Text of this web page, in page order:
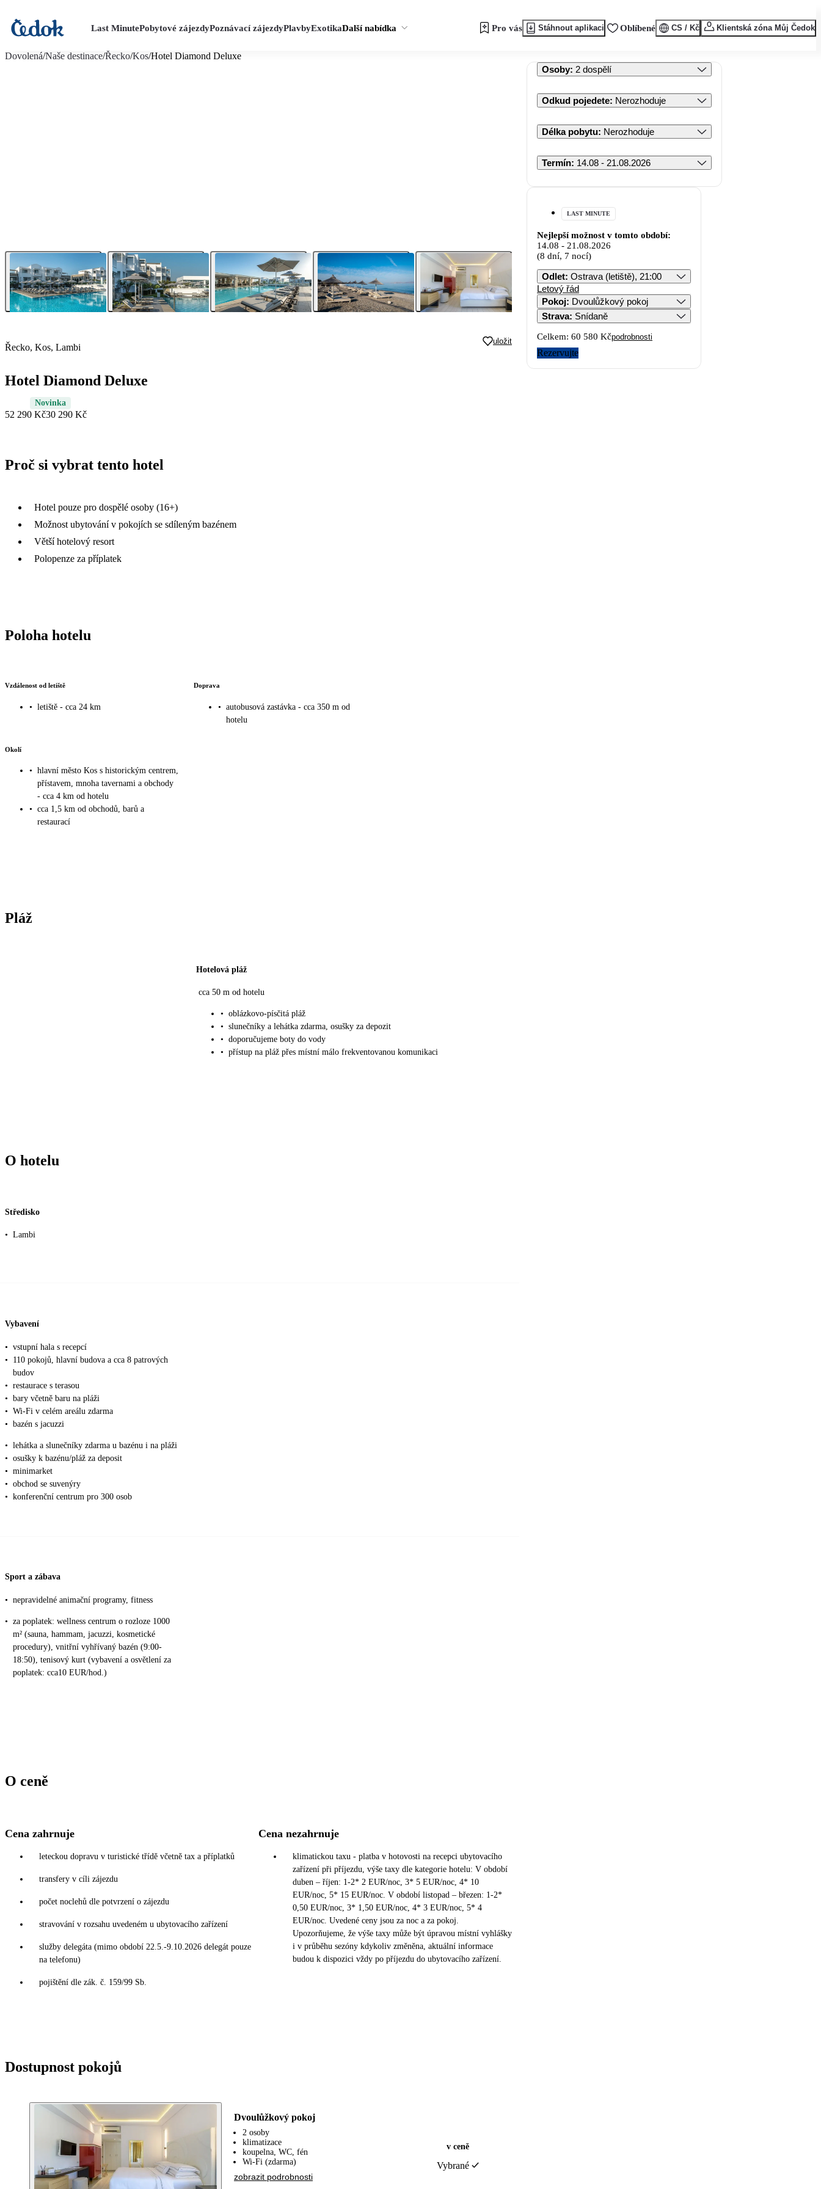
Last MinutePobytové zájezdyPoznávací zájezdyPlavbyExotikaDalší nabídka Pro vás Stáhnout aplikaci Oblíbené CS / Kč Klientská zóna Můj Čedok
Dovolená/Naše destinace/Řecko/Kos/Hotel Diamond Deluxe
Řecko, Kos, Lambi
uložit
Hotel Diamond Deluxe
Novinka
52 290 Kč30 290 Kč
Proč si vybrat tento hotel
Hotel pouze pro dospělé osoby (16+)
Možnost ubytování v pokojích se sdíleným bazénem
Větší hotelový resort
Polopenze za příplatek
Poloha hotelu
Vzdálenost od letiště
• letiště - cca 24 km
Doprava
• autobusová zastávka - cca 350 m od
hotelu
Okolí
• hlavní město Kos s historickým centrem,
přístavem, mnoha tavernami a obchody
- cca 4 km od hotelu
• cca 1,5 km od obchodů, barů a
restaurací
Pláž
Hotelová pláž
cca 50 m od hotelu
• oblázkovo-písčitá pláž
• slunečníky a lehátka zdarma, osušky za depozit
• doporučujeme boty do vody
• přístup na pláž přes místní málo frekventovanou komunikaci
O hotelu
Středisko
• Lambi
Vybavení
• vstupní hala s recepcí
•
110 pokojů, hlavní budova a cca 8 patrových
budov
• restaurace s terasou
• bary včetně baru na pláži
• Wi-Fi v celém areálu zdarma
• bazén s jacuzzi
• lehátka a slunečníky zdarma u bazénu i na pláži
• osušky k bazénu/pláž za deposit
• minimarket
• obchod se suvenýry
• konferenční centrum pro 300 osob
Sport a zábava
• nepravidelné animační programy, fitness
• za poplatek: wellness centrum o rozloze 1000
m² (sauna, hammam, jacuzzi, kosmetické
procedury), vnitřní vyhřívaný bazén (9:00-
18:50), tenisový kurt (vybavení a osvětlení za
poplatek: cca10 EUR/hod.)
O ceně
Cena zahrnuje
leteckou dopravu v turistické třídě včetně tax a příplatků
transfery v cíli zájezdu
počet noclehů dle potvrzení o zájezdu
stravování v rozsahu uvedeném u ubytovacího zařízení
služby delegáta (mimo období 22.5.-9.10.2026 delegát pouze
na telefonu)
pojištění dle zák. č. 159/99 Sb.
Cena nezahrnuje
klimatickou taxu - platba v hotovosti na recepci ubytovacího
zařízení při příjezdu, výše taxy dle kategorie hotelu: V období
duben – říjen: 1-2* 2 EUR/noc, 3* 5 EUR/noc, 4* 10
EUR/noc, 5* 15 EUR/noc. V období listopad – březen: 1-2*
0,50 EUR/noc, 3* 1,50 EUR/noc, 4* 3 EUR/noc, 5* 4
EUR/noc. Uvedené ceny jsou za noc a za pokoj.
Upozorňujeme, že výše taxy může být úpravou místní vyhlášky
i v průběhu sezóny kdykoliv změněna, aktuální informace
budou k dispozici vždy po příjezdu do ubytovacího zařízení.
Dostupnost pokojů
Dvoulůžkový pokoj
2 osoby
klimatizace
koupelna, WC, fén
Wi-Fi (zdarma)
zobrazit podrobnosti
v ceně
Vybrané
Osoby: 2 dospělí
Odkud pojedete: Nerozhoduje
Délka pobytu: Nerozhoduje
Termín: 14.08 - 21.08.2026
LAST MINUTE
Nejlepší možnost v tomto období:
14.08 - 21.08.2026
(8 dní, 7 nocí)
Odlet: Ostrava (letiště), 21:00
Letový řád
Pokoj: Dvoulůžkový pokoj
Strava: Snídaně
Celkem: 60 580 Kčpodrobnosti
Rezervujte